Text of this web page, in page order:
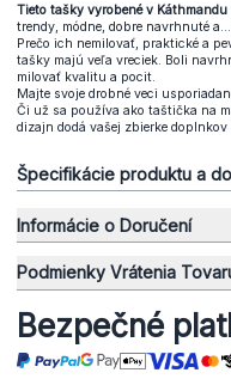
Tieto tašky vyrobené v Káthmandu
trendy, módne, dobre navrhnuté
Prečo ich nemilovať, praktické a
tašky majú veľa vreciek. Boli
milovať kvalitu a pocit.
Majte svoje drobné veci
Či už sa používa ako taštička na
dizajn dodá vašej zbierke
Špecifikácie produktu a
Informácie o Doručení
Podmienky Vrátenia
Bezpečné